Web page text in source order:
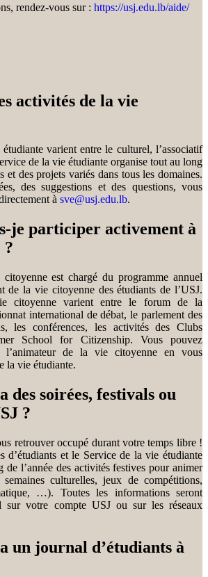
rendez-vous sur : https://usj.edu.lb/aide/
activités de la vie
varient entre le culturel, l’associatif
de la vie étudiante organise tout au long
et des projets variés dans tous les domaines.
des suggestions et des questions, vous
à sve@usj.edu.lb.
je participer activement à
?
est chargé du programme annuel
de la vie citoyenne des étudiants de l’USJ.
citoyenne varient entre le forum de la
international de débat, le parlement des
les conférences, les activités des Clubs
School for Citizenship. Vous pouvez
l’animateur de la vie citoyenne en vous
la vie étudiante.
des soirées, festivals ou
?
retrouver occupé durant votre temps libre !
d’étudiants et le Service de la vie étudiante
de l’année des activités festives pour animer
culturelles, jeux de compétitions,
…). Toutes les informations seront
sur votre compte USJ ou sur les réseaux
un journal d’étudiants à